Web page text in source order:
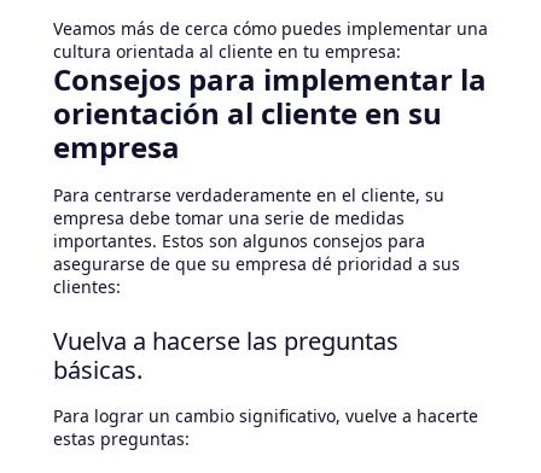
Veamos más de cerca cómo puedes implementar una
cultura orientada al cliente en tu empresa:
Consejos para implementar la
orientación al cliente en su
empresa
Para centrarse verdaderamente en el cliente, su
empresa debe tomar una serie de medidas
importantes. Estos son algunos consejos para
asegurarse de que su empresa dé prioridad a sus
clientes:
Vuelva a hacerse las preguntas
básicas.
Para lograr un cambio significativo, vuelve a hacerte
estas preguntas: